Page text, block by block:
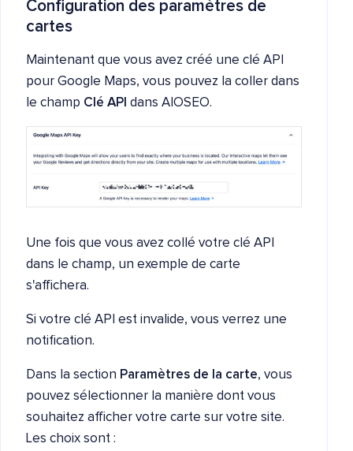
Configuration des paramètres de
cartes
Maintenant que vous avez créé une clé API
pour Google Maps, vous pouvez la coller dans
le champ Clé API dans AIOSEO.
Une fois que vous avez collé votre clé API
dans le champ, un exemple de carte
s'affichera.
Si votre clé API est invalide, vous verrez une
notification.
Dans la section Paramètres de la carte, vous
pouvez sélectionner la manière dont vous
souhaitez afficher votre carte sur votre site.
Les choix sont :